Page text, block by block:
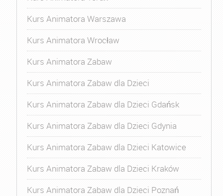
Kurs Animatora Warszawa
Kurs Animatora Wrocław
Kurs Animatora Zabaw
Kurs Animatora Zabaw dla Dzieci
Kurs Animatora Zabaw dla Dzieci Gdańsk
Kurs Animatora Zabaw dla Dzieci Gdynia
Kurs Animatora Zabaw dla Dzieci Katowice
Kurs Animatora Zabaw dla Dzieci Kraków
Kurs Animatora Zabaw dla Dzieci Poznań